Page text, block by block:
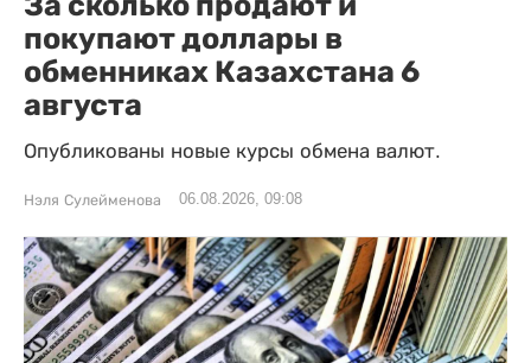
покупают доллары в
обменниках Казахстана 6
августа
Опубликованы новые курсы обмена валют.
Нэля Сулейменова 06.08.2026, 09:08